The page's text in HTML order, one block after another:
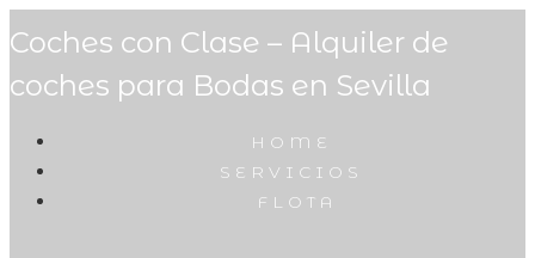
Coches con Clase – Alquiler de
coches para Bodas en Sevilla
HOME
SERVICIOS
FLOTA